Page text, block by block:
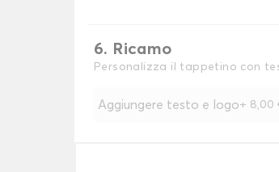
6. Ricamo
Personalizza il tappetino con
Aggiungere testo e logo+ 8,00